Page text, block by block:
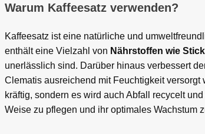
Warum Kaffeesatz verwenden?
Kaffeesatz ist eine natürliche und
enthält eine Vielzahl von Nährstoffen wie
unerlässlich sind. Darüber hinaus verbessert
Clematis ausreichend mit Feuchtigkeit
kräftig, sondern es wird auch Abfall recycelt
Weise zu pflegen und ihr optimales Wachstum